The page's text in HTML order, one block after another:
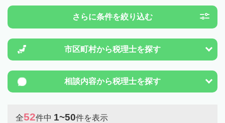
さらに条件を絞り込む
市区町村から税理士を探す
相談内容から税理士を探す
全52件中 1~50件を表示